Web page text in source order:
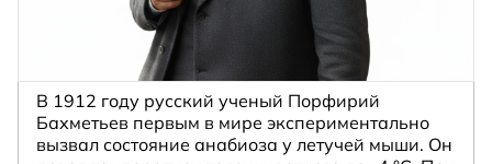
В 1912 году русский ученый Порфирий
Бахметьев первым в мире экспериментально
вызвал состояние анабиоза у летучей мыши. Он